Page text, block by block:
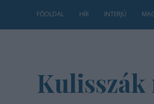
FŐOLDAL HÍR INTERJÚ